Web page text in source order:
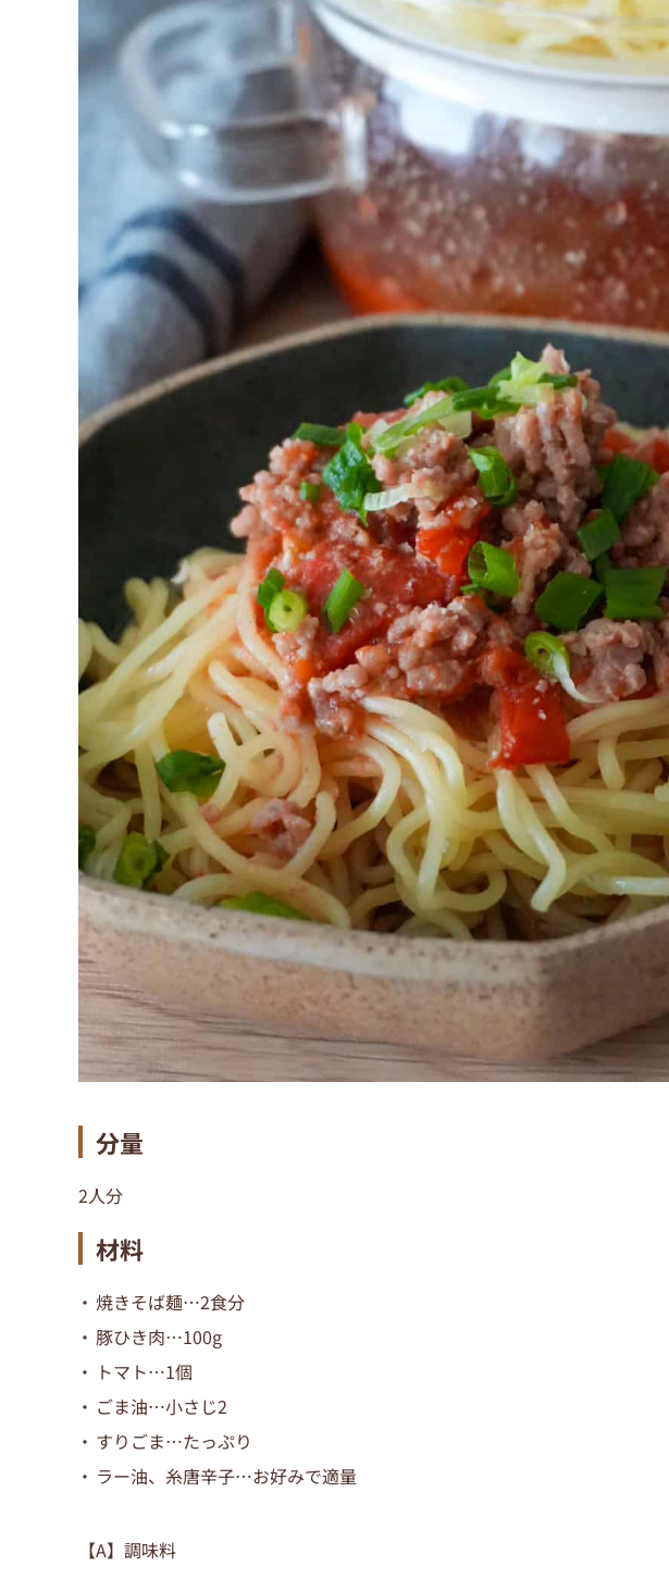
分量
2人分
材料
焼きそば麺…2食分
豚ひき肉…100g
トマト…1個
ごま油…小さじ2
すりごま…たっぷり
ラー油、糸唐辛子…お好みで適量
【A】調味料